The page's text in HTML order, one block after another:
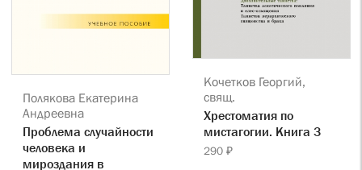
Полякова Екатерина
Андреевна
Проблема случайности
человека и
мироздания в
Кочетков Георгий,
свящ.
Хрестоматия по
мистагогии. Книга 3
290 ₽